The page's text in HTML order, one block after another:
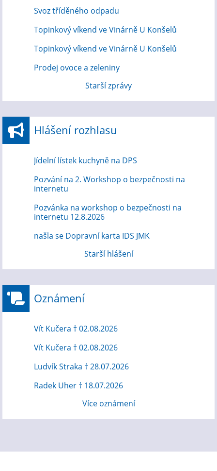
Svoz tříděného odpadu
Topinkový víkend ve Vinárně U Konšelů
Topinkový víkend ve Vinárně U Konšelů
Prodej ovoce a zeleniny
Starší zprávy
Hlášení rozhlasu
Jídelní lístek kuchyně na DPS
Pozvání na 2. Workshop o bezpečnosti na
internetu
Pozvánka na workshop o bezpečnosti na
internetu 12.8.2026
našla se Dopravní karta IDS JMK
Starší hlášení
Oznámení
Vít Kučera † 02.08.2026
Vít Kučera † 02.08.2026
Ludvík Straka † 28.07.2026
Radek Uher † 18.07.2026
Více oznámení